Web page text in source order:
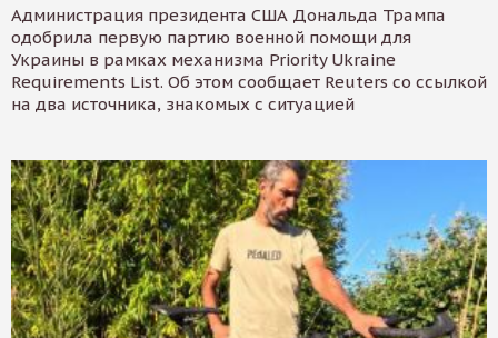
Администрация президента США Дональда Трампа
одобрила первую партию военной помощи для
Украины в рамках механизма Priority Ukraine
Requirements List. Об этом сообщает Reuters со ссылкой
на два источника, знакомых с ситуацией